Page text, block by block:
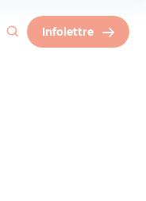
Infolettre